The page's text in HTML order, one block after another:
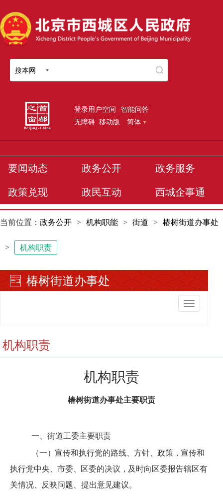
搜本网
登录用户空间 智能问答
无障碍 移动版 简体
要闻动态 政务公开 政务服务
政策兑现 政民互动 西城企事通
当前位置： 政务公开 > 机构职能 > 街道 > 椿树街道办事处
> 机构职责
椿树街道办事处
切
换
机构职责
机构职责
椿树街道办事处主要职责
一、街道工委主要职责
（一） 宣传和执行党的路线 方针 政策 ， 宣传和
执行党中央 市委 区委的决议 ， 及时向区委报告辖区有
关情况
反映问题、提出意见建议。